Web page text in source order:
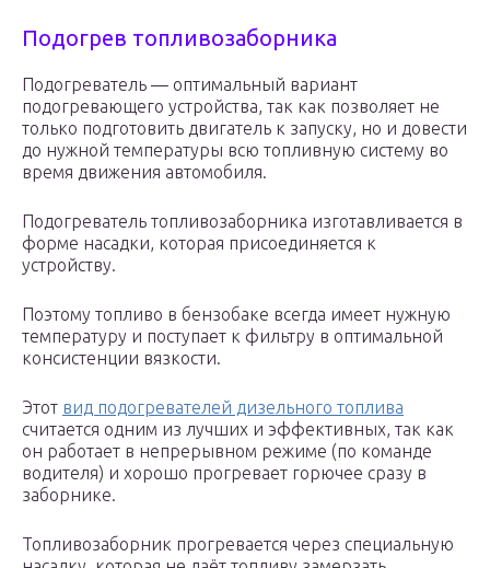
Подогрев топливозаборника
Подогреватель — оптимальный вариант
подогревающего устройства, так как позволяет не
только подготовить двигатель к запуску, но и довести
до нужной температуры всю топливную систему во
время движения автомобиля.
Подогреватель топливозаборника изготавливается в
форме насадки, которая присоединяется к
устройству.
Поэтому топливо в бензобаке всегда имеет нужную
температуру и поступает к фильтру в оптимальной
консистенции вязкости.
Этот вид подогревателей дизельного топлива
считается одним из лучших и эффективных, так как
он работает в непрерывном режиме (по команде
водителя) и хорошо прогревает горючее сразу в
заборнике.
Топливозаборник прогревается через специальную